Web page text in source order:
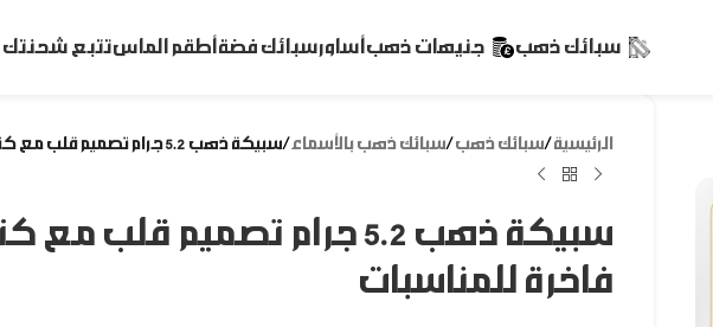
سبائك ذهب جنيهات ذهب أساورسبائك فضة أطقم الماستتبع شحنتك
الرئيسية /سبائك ذهب /سبائك ذهب بالأسماء/سبيكة ذهب 5.2 جرام تصميم قلب مع كتابة الاسم عيار 24 هدية فاخرة للمناسبات
فاخرة للمناسبات